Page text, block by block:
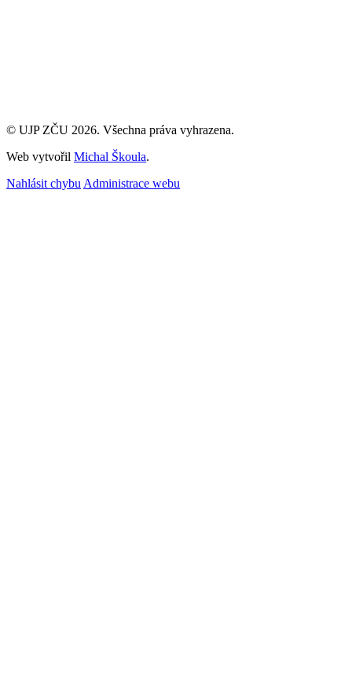
© UJP ZČU 2026. Všechna práva vyhrazena.
Web vytvořil Michal Škoula.
Nahlásit chybu Administrace webu